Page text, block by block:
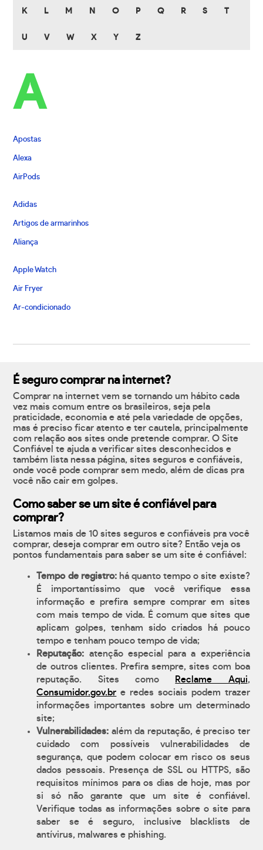
K L M N O P Q R S T
U V W X Y Z
A
Apostas
Alexa
AirPods
Adidas
Artigos de armarinhos
Aliança
Apple Watch
Air Fryer
Ar-condicionado
É seguro comprar na internet?
Comprar na internet vem se tornando um hábito cada
vez mais comum entre os brasileiros, seja pela
praticidade, economia e até pela variedade de opções,
mas é preciso ficar atento e ter cautela, principalmente
com relação aos sites onde pretende comprar. O Site
Confiável te ajuda a verificar sites desconhecidos e
também lista nessa página, sites seguros e confiáveis,
onde você pode comprar sem medo, além de dicas pra
você não cair em golpes.
Como saber se um site é confiável para
comprar?
Listamos mais de 10 sites seguros e confiáveis pra você
comprar, deseja comprar em outro site? Então veja os
pontos fundamentais para saber se um site é confiável:
Tempo de registro:há quanto tempo o site existe?
É importantíssimo que você verifique essa
informação e prefira sempre comprar em sites
com mais tempo de vida. É comum que sites que
aplicam golpes, tenham sido criados há pouco
tempo e tenham pouco tempo de vida;
Reputação: atenção especial para a experiência
de outros clientes. Prefira sempre, sites com boa
reputação. Sites como
Reclame Aqui,
Consumidor.gov.br e redes sociais podem trazer
informações importantes sobre um determinado
site;
Vulnerabilidades: além da reputação, é preciso ter
cuidado com possíveis vulnerabilidades de
segurança, que podem colocar em risco os seus
dados pessoais. Presença de SSL ou HTTPS, são
requisitos mínimos para os dias de hoje, mas por
si só não garante que um site é confiável.
Verifique todas as informações sobre o site para
saber se é seguro, inclusive blacklists de
antívirus, malwares e phishing.